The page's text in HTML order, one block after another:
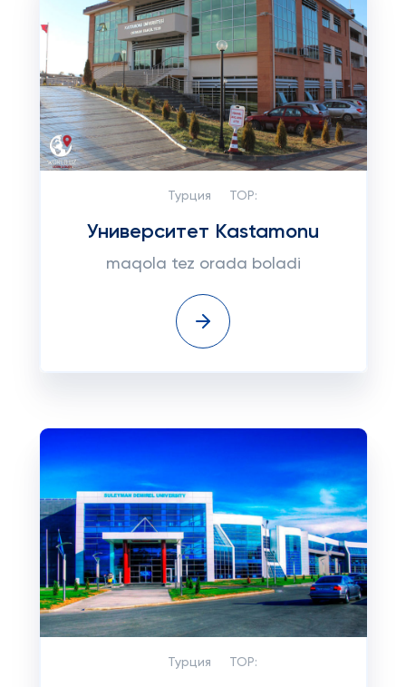
Турция TOP:
Университет Kastamonu
maqola tez orada boladi
Турция TOP: